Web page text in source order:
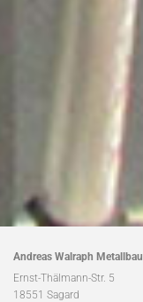
Andreas Walraph Metallbau
Ernst-Thälmann-Str. 5
18551 Sagard